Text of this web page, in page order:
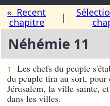
« Recent
chapitre
|
Néhémie 11
1
Les chefs du peuple
du peuple tira au sort,
Jérusalem, la ville sainte,
dans les villes.